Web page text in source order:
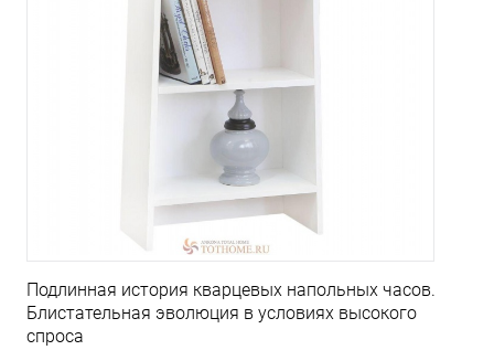
Подлинная история кварцевых напольных часов.
Блистательная эволюция в условиях высокого
спроса